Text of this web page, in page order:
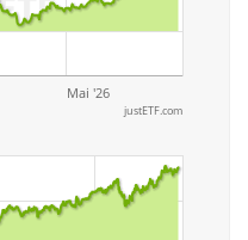
Mai '26
justETF.com